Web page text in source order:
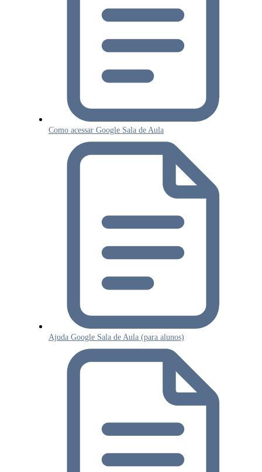
Como acessar Google Sala de Aula
Ajuda Google Sala de Aula (para alunos)